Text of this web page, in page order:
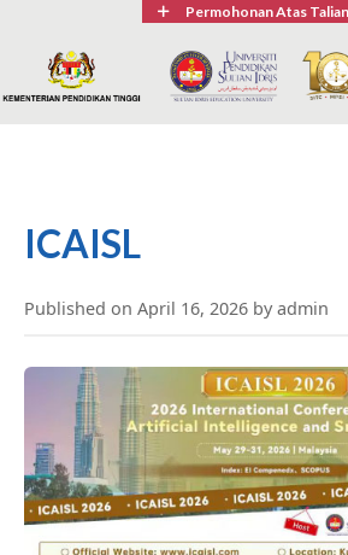
Permohonan Atas
ICAISL
Published on April 16, 2026 by admin